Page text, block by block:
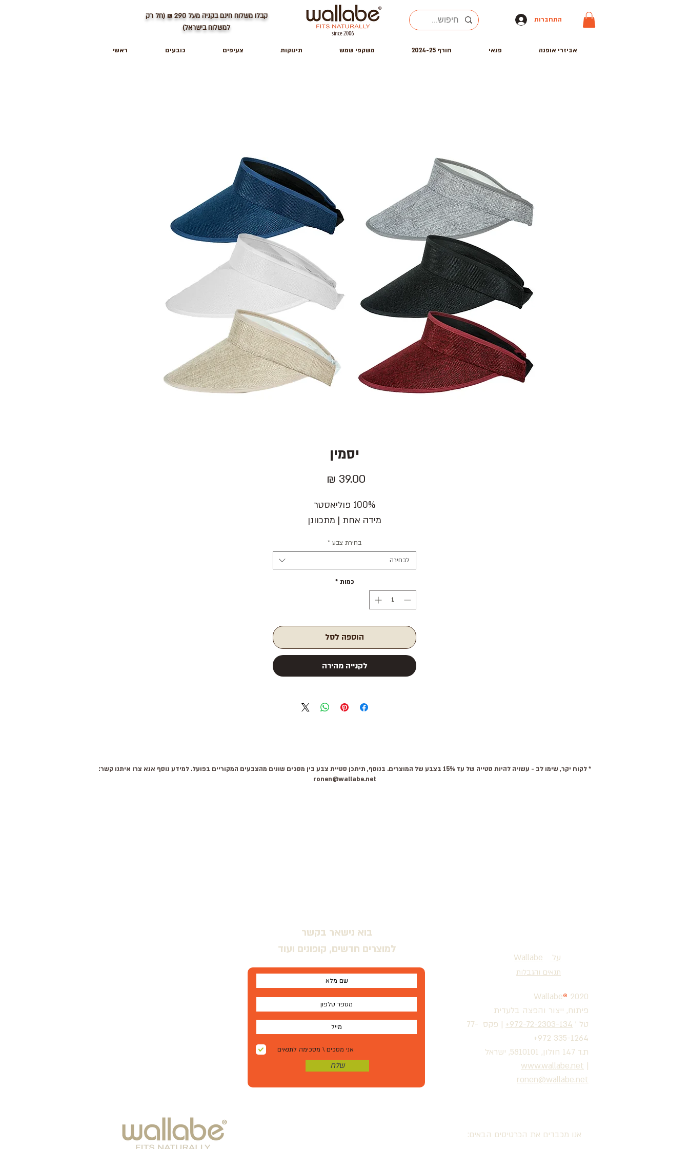
קבלו משלוח חינם בקניה מעל290₪ (חל רק
למשלוח בישראל)
התחברות
ראשי כובעים צעיפים תינוקות משקפי שמש חורף 2024-25 פנאי אביזרי אופנה
יסמין
100% פוליאסטר
מידה אחת | מתכוונן
בחירת צבע *
לבחירה
כמות *
הוספה לסל
לקנייה מהירה
* לקוח יקר, שימו לב - עשויה להיות סטייה של עד 15% בצבע של המוצרים. בנוסף, תיתכן סטיית צבע בין מסכים שונים מהצבעים המקוריים בפועל. למידע נוסף אנא צרו איתנו קשר:
ronen@wallabe.net
בוא נישאר בקשר
למוצרים חדשים, קופונים ועוד
אני מסכים \ מסכימה לתנאים
שלח
על Wallabe
תנאים והגבלות
2020
®
Wallabe
פיתוח, ייצור והפצה בלעדית
טל ' 972-72-2303-134+
|
פקס 77-
335-1264 972+
ת.ד 147 חולון, 5810101, ישראל
www.wallabe.net |
ronen@wallabe.net
אנו מכבדים את הכרטיסים הבאים: